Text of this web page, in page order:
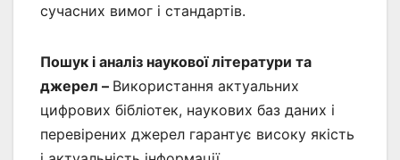
сучасних вимог і стандартів.
Пошук і аналіз наукової літератури та
джерел – Використання актуальних
цифрових бібліотек, наукових баз даних і
перевірених джерел гарантує високу якість